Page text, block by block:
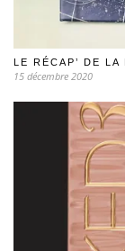
LE RÉCAP’ DE
15 décembre 2020